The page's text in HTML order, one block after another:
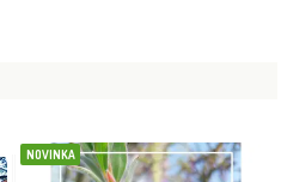
NOVINKA